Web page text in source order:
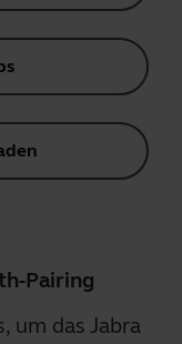
Pairing
um das Jabra